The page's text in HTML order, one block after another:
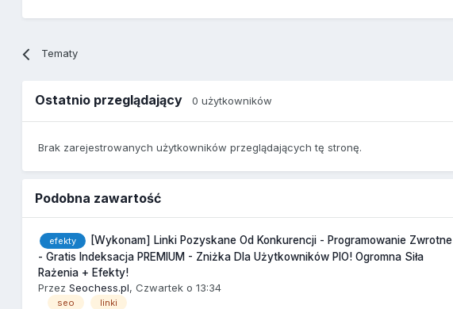
Tematy
Ostatnio przeglądający0 użytkowników
Brak zarejestrowanych użytkowników przeglądających tę stronę.
Podobna zawartość
efekty
[Wykonam] Linki Pozyskane Od Konkurencji - Programowanie Zwrotne
- Gratis Indeksacja PREMIUM - Zniżka Dla Użytkowników PIO! Ogromna Siła
Rażenia + Efekty!
PrzezSeochess.pl,Czwartek o 13:34
seo linki